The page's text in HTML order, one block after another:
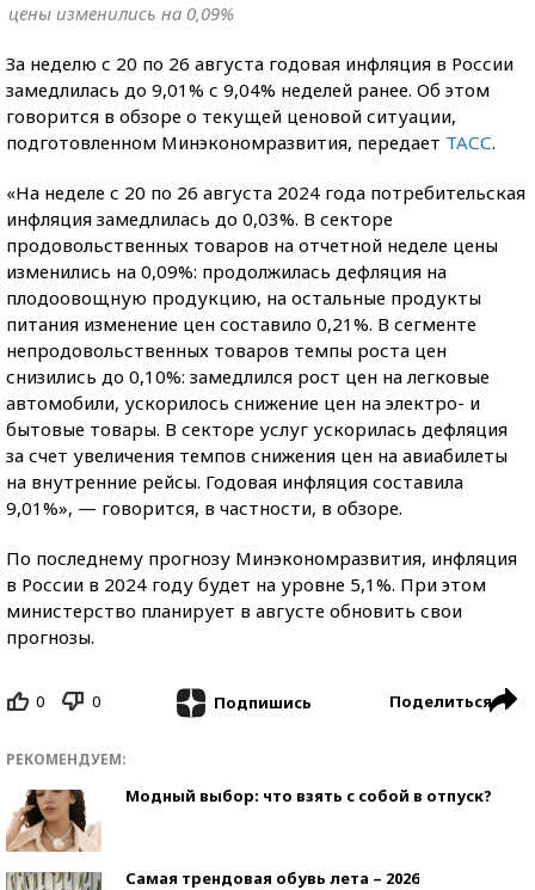
цены изменились на 0,09%
За неделю с 20 по 26 августа годовая инфляция в России
замедлилась до 9,01% с 9,04% неделей ранее. Об этом
говорится в обзоре о текущей ценовой ситуации,
подготовленном Минэкономразвития, передает ТАСС.
«На неделе с 20 по 26 августа 2024 года потребительская
инфляция замедлилась до 0,03%. В секторе
продовольственных товаров на отчетной неделе цены
изменились на 0,09%: продолжилась дефляция на
плодоовощную продукцию, на остальные продукты
питания изменение цен составило 0,21%. В сегменте
непродовольственных товаров темпы роста цен
снизились до 0,10%: замедлился рост цен на легковые
автомобили, ускорилось снижение цен на электро- и
бытовые товары. В секторе услуг ускорилась дефляция
за счет увеличения темпов снижения цен на авиабилеты
на внутренние рейсы. Годовая инфляция составила
9,01%», — говорится, в частности, в обзоре.
По последнему прогнозу Минэкономразвития, инфляция
в России в 2024 году будет на уровне 5,1%. При этом
министерство планирует в августе обновить свои
прогнозы.
0 0 Подпишись Поделиться
РЕКОМЕНДУЕМ:
Модный выбор: что взять с собой в отпуск?
Самая трендовая обувь лета – 2026